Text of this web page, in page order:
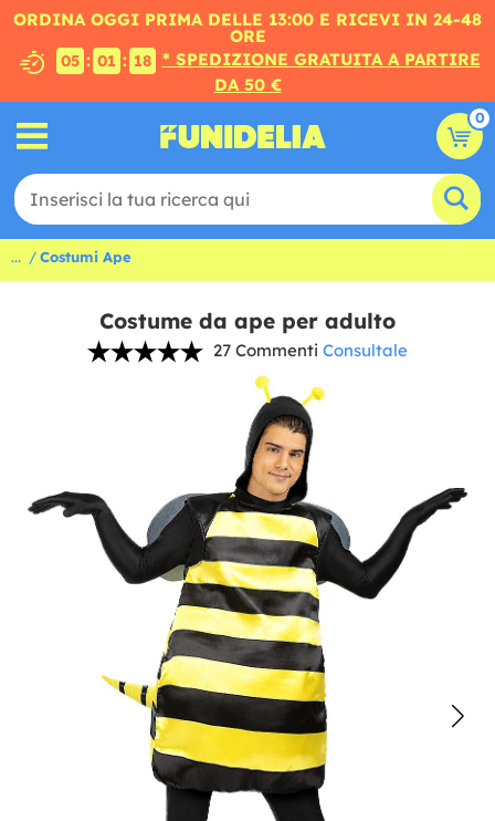
ORDINA OGGI PRIMA DELLE 13:00 E RICEVI IN 24-48
ORE
05 : 01 : 17 * SPEDIZIONE GRATUITA A PARTIRE
DA 50 €
0
... Costumi Ape
Costume da ape per adulto
27 Commenti Consultale